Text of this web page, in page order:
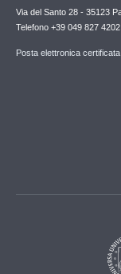
Via del Santo 28 - 35123
Telefono +39 049 827 4202
Posta elettronica